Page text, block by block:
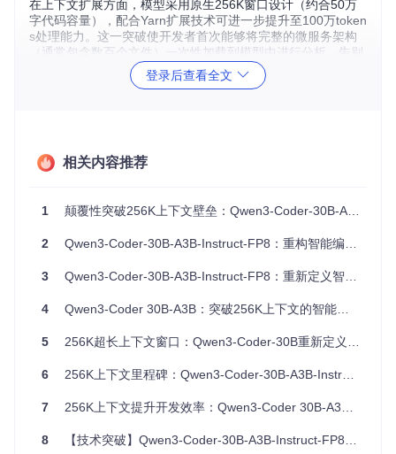
在上下文扩展方面，模型采用原生256K窗口设计（约合50万
字代码容量），配合Yarn扩展技术可进一步提升至100万token
s处理能力。这一突破使开发者首次能够将完整的微服务架构
（通常包含数百个文件）一次性加载到模型中进行分析，告别
了频繁的上下文切换。
FP8量化技术的引入则实现了存储效率的飞跃，在保持95%以
等消费级显卡也能流畅运行模型，显著降低了企业和个人开发
制已成为开发效率提升的主要瓶颈。调查显示，开发者在使用
切换，其中80%的时间浪费在代码片段的反复加载与拼接上。
Qwen3-Coder-30B-A3B-Instruct-FP8的256K上下文窗口彻底
整微服务的代码（约200个文件），使跨文件引用分析、架构
景，开发者不再需要手动标注文件依赖关系，模型能够自主理
登录后查看全文
相关内容推荐
1 颠覆性突破256K上下文壁垒：Qwen3-Coder-30B-A3B-Instruct-FP8重构智能编码工作流
2 Qwen3-Coder-30B-A3B-Instruct-FP8：重构智能编码范式的效率突破
3 Qwen3-Coder-30B-A3B-Instruct-FP8：重新定义智能编码模型的效率革命
4 Qwen3-Coder 30B-A3B：突破256K上下文的智能编码引擎重构
5 256K超长上下文窗口：Qwen3-Coder-30B重新定义开源编码大模型性能边界
6 256K上下文里程碑：Qwen3-Coder-30B-A3B-Instruct-FP8如何革新企业级编码范式
7 256K上下文提升开发效率：Qwen3-Coder 30B-A3B-Instruct-FP8的智能编码创新
8 【技术突破】Qwen3-Coder-30B-A3B-Instruct-FP8：重新定义代码理解领域的超长上下文处理能力